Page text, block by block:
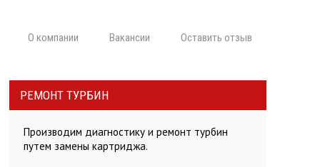
О компании Вакансии Оставить отзыв
РЕМОНТ ТУРБИН
Производим диагностику и ремонт турбин
путем замены картриджа.